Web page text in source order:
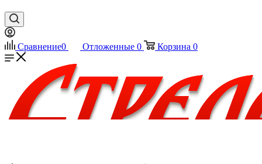
Сравнение0 Отложенные 0 Корзина 0